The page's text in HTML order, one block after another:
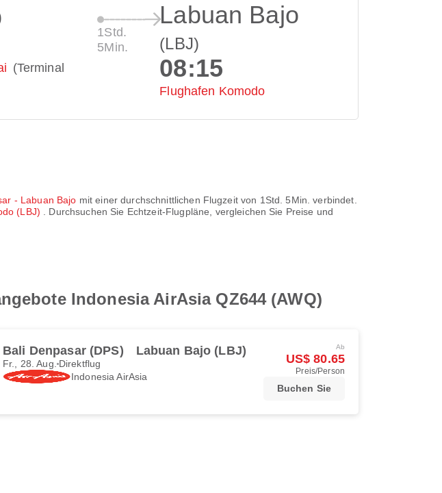
(Terminal
1Std.
5Min.
Labuan Bajo
(LBJ)
08:15
Flughafen Komodo
- Labuan Bajo mit einer durchschnittlichen Flugzeit von 1Std. 5Min. verbindet.
(LBJ)
. Durchsuchen Sie Echtzeit-Flugpläne, vergleichen Sie Preise und
Indonesia AirAsia QZ644 (AWQ)
Bali Denpasar (DPS) Labuan Bajo (LBJ)
Fr., 28. Aug. Direktflug
Indonesia AirAsia
Ab
US$ 80.65
Preis/Person
Buchen Sie